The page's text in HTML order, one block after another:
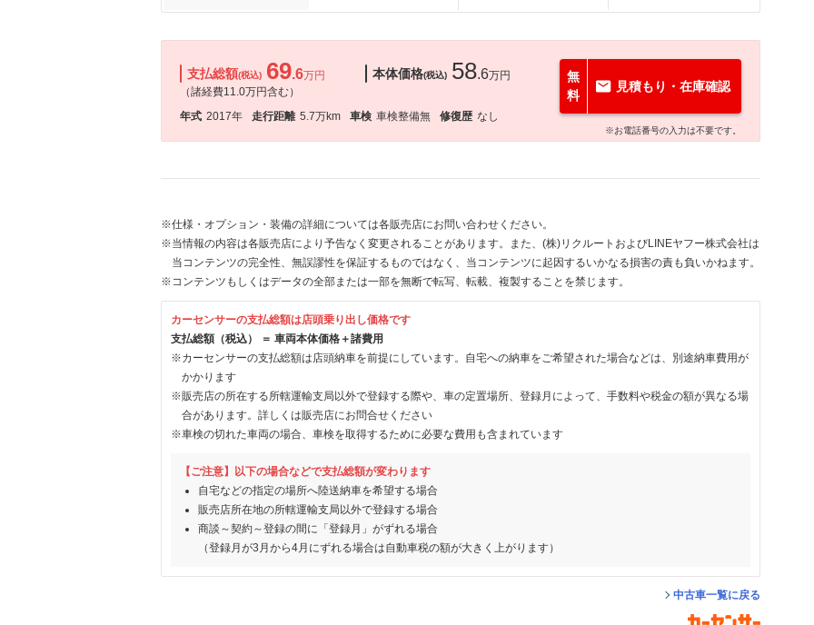
支払総額(税込) 69.6万円
（諸経費11.0万円含む）
本体価格(税込) 58.6万円
年式 2017年 走行距離 5.7万km 車検 車検整備無 修復歴 なし
無
料
見積もり・在庫確認
※お電話番号の入力は不要です。
※仕様・オプション・装備の詳細については各販売店にお問い合わせください。
※当情報の内容は各販売店により予告なく変更されることがあります。また、(株)リクルートおよびLINEヤフー株式会社は
当コンテンツの完全性、無誤謬性を保証するものではなく、当コンテンツに起因するいかなる損害の責も負いかねます。
※コンテンツもしくはデータの全部または一部を無断で転写、転載、複製することを禁じます。
カーセンサーの支払総額は店頭乗り出し価格です
支払総額（税込） ＝ 車両本体価格＋諸費用
※カーセンサーの支払総額は店頭納車を前提にしています。自宅への納車をご希望された場合などは、別途納車費用が
かかります
※販売店の所在する所轄運輸支局以外で登録する際や、車の定置場所、登録月によって、手数料や税金の額が異なる場
合があります。詳しくは販売店にお問合せください
※車検の切れた車両の場合、車検を取得するために必要な費用も含まれています
【ご注意】以下の場合などで支払総額が変わります
自宅などの指定の場所へ陸送納車を希望する場合
販売店所在地の所轄運輸支局以外で登録する場合
商談～契約～登録の間に「登録月」がずれる場合
（登録月が3月から4月にずれる場合は自動車税の額が大きく上がります）
中古車一覧に戻る